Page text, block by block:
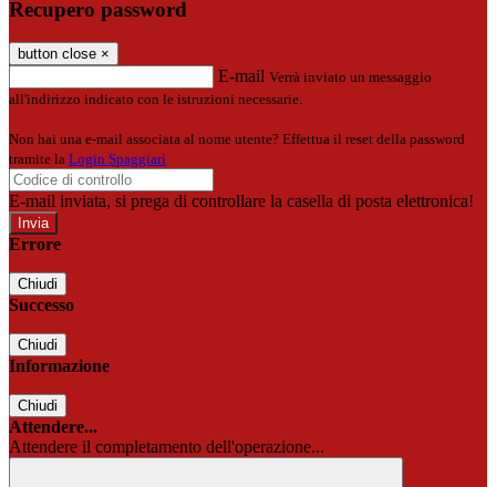
Recupero password
button close ×
E-mail Verrà inviato un messaggio
all'indirizzo indicato con le istruzioni necessarie.
Non hai una e-mail associata al nome utente? Effettua il reset della password
tramite la Login Spaggiari
E-mail inviata, si prega di controllare la casella di posta elettronica!
Errore
Chiudi
Successo
Chiudi
Informazione
Chiudi
Attendere...
Attendere il completamento dell'operazione...